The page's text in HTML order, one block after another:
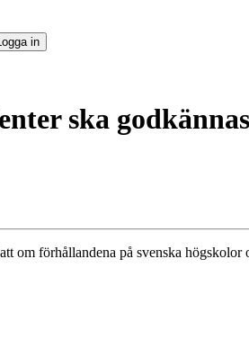
ska
om förhållandena på svenska